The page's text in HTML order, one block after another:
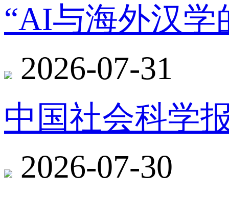
“AI与海外汉学
2026-07-31
中国社会科学
2026-07-30